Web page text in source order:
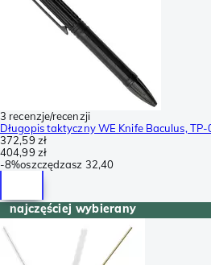
3 recenzje/recenzji
Długopis taktyczny WE Knife Baculus, TP-
372,59 zł
404,99 zł
-8%oszczędzasz 32,40
najczęściej wybierany